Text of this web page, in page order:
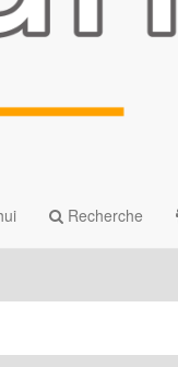
Recherche